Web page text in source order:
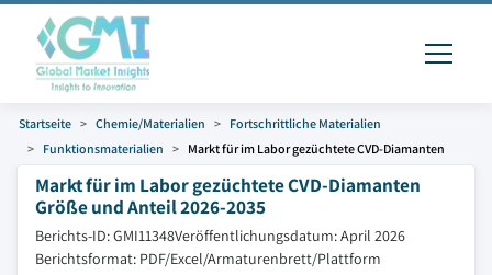
Startseite Chemie/Materialien
Fortschrittliche Materialien
Funktionsmaterialien
Markt für im Labor gezüchtete CVD-Diamanten
Markt für im Labor gezüchtete CVD-Diamanten
Größe und Anteil 2026-2035
Berichts-ID: GMI11348Veröffentlichungsdatum: April 2026
Berichtsformat: PDF/Excel/Armaturenbrett/Plattform